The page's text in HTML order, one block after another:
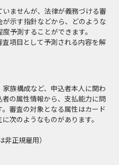
ませんが、法律が義務づける審
示す指針などから、どのような
予測することができます。
項目として予測される内容を解
族構成など、申込者本人に関わ
の属性情報から、支払能力に問
審査の対象となる属性はカード
次のようなものがあります。
正規雇用）